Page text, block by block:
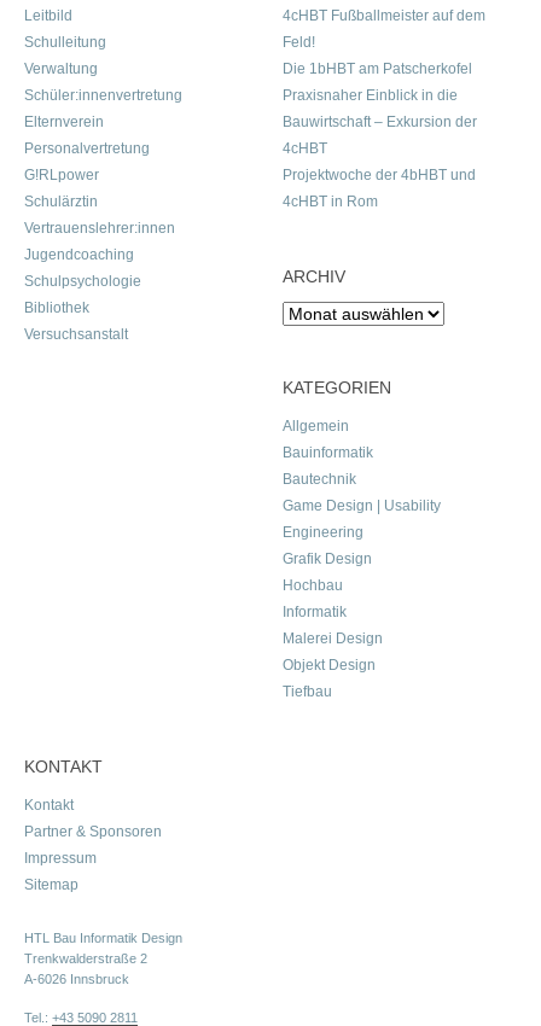
Leitbild
Schulleitung
Verwaltung
Schüler:innenvertretung
Elternverein
Personalvertretung
G!RLpower
Schulärztin
Vertrauenslehrer:innen
Jugendcoaching
Schulpsychologie
Bibliothek
Versuchsanstalt
4cHBT Fußballmeister auf dem
Feld!
Die 1bHBT am Patscherkofel
Praxisnaher Einblick in die
Bauwirtschaft – Exkursion der
4cHBT
Projektwoche der 4bHBT und
4cHBT in Rom
ARCHIV
Archiv
KATEGORIEN
Allgemein
Bauinformatik
Bautechnik
Game Design | Usability
Engineering
Grafik Design
Hochbau
Informatik
Malerei Design
Objekt Design
Tiefbau
KONTAKT
Kontakt
Partner & Sponsoren
Impressum
Sitemap
HTL Bau Informatik Design
Trenkwalderstraße 2
A-6026 Innsbruck
Tel.: +43 5090 2811